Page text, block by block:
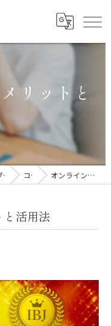
リットと
コラム オンライン面談のメリットと活用法
活用法